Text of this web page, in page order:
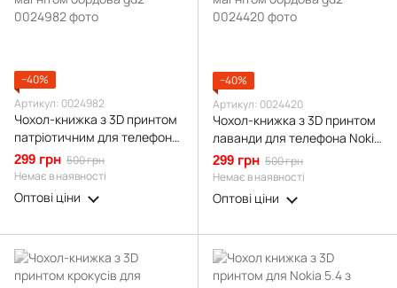
−40%
Артикул: 0024982
Чохол-книжка з 3D принтом
патріотичним для телефона
Nokia 5.4 з екошкіри із
підставкою та магнітом
бордова gd2
299 грн 500 грн
Немає в наявності
Оптові ціни
−40%
Артикул: 0024420
Чохол-книжка з 3D принтом
лаванди для телефона Nokia
5.4 з екошкіри із підставкою
та магнітом бордова gd2
299 грн 500 грн
Немає в наявності
Оптові ціни